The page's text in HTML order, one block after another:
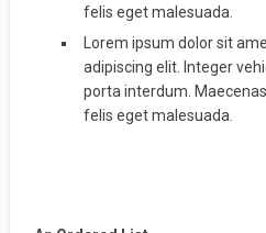
felis eget malesuada.
Lorem ipsum dolor sit
adipiscing elit. Integer
porta interdum.
felis eget malesuada.